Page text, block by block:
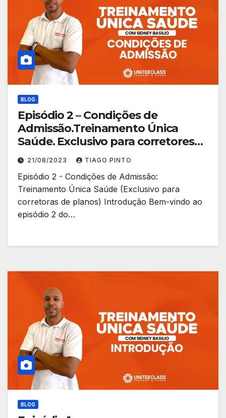
BLOG
Episódio 2 – Condições de
Admissão.Treinamento Única
Saúde. Exclusivo para corretores
de planos.
21/08/2023 TIAGO PINTO
Episódio 2 - Condições de Admissão:
Treinamento Única Saúde (Exclusivo para
corretoras de planos) Introdução Bem-vindo ao
episódio 2 do…
BLOG